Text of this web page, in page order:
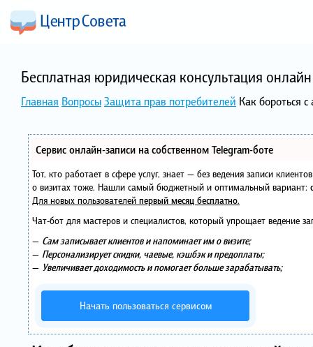
Бесплатная юридическая консультация
Главная ВопросыЗащита прав потребителей Как бороться
Сервис онлайн-записи на собственном Telegram-боте
Тот, кто работает в сфере услуг, знает — без ведения записи
о визитах тоже. Нашли самый бюджетный и оптимальный вариант:
Для новых пользователей первый месяц бесплатно.
Чат-бот для мастеров и специалистов, который упрощает ведение
— Сам записывает клиентов и напоминает им о визите;
— Персонализирует скидки, чаевые, кэшбэк и предоплаты;
— Увеличивает доходимость и помогает больше зарабатывать;
Начать пользоваться сервисом